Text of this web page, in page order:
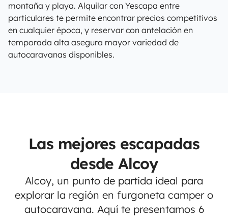
montaña y playa. Alquilar con Yescapa entre
particulares te permite encontrar precios competitivos
en cualquier época, y reservar con antelación en
temporada alta asegura mayor variedad de
autocaravanas disponibles.
Las mejores escapadas
desde Alcoy
Alcoy, un punto de partida ideal para
explorar la región en furgoneta camper o
autocaravana. Aquí te presentamos 6